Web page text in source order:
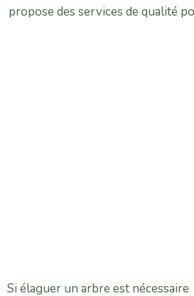
propose des services de qualité
Si élaguer un arbre est